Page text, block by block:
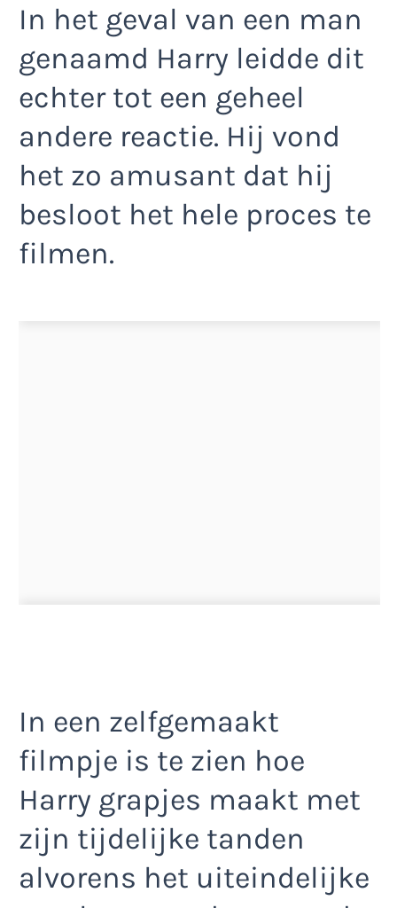
In het geval van een man
genaamd Harry leidde dit
echter tot een geheel
andere reactie. Hij vond
het zo amusant dat hij
besloot het hele proces te
filmen.
In een zelfgemaakt
filmpje is te zien hoe
Harry grapjes maakt met
zijn tijdelijke tanden
alvorens het uiteindelijke